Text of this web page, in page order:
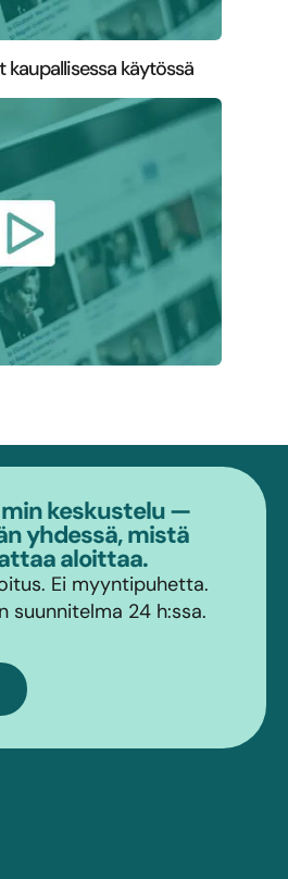
kaupallisessa käytössä
keskustelu —
yhdessä, mistä
aloittaa.
Ei myyntipuhetta.
suunnitelma 24 h:ssa.